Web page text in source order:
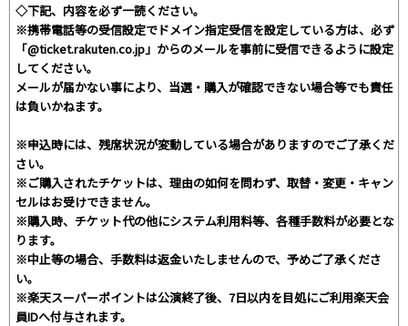
◇下記、内容を必ず一読ください。
※携帯電話等の受信設定でドメイン指定受信を設定している方は、必ず
「@ticket.rakuten.co.jp」からのメールを事前に受信できるように設定
してください。
メールが届かない事により、当選・購入が確認できない場合等でも責任
は負いかねます。
※申込時には、残席状況が変動している場合がありますのでご了承くだ
さい。
※ご購入されたチケットは、理由の如何を問わず、取替・変更・キャン
セルはお受けできません。
※購入時、チケット代の他にシステム利用料等、各種手数料が必要とな
ります。
※中止等の場合、手数料は返金いたしませんので、予めご了承くださ
い。
※楽天スーパーポイントは公演終了後、7日以内を目処にご利用楽天会
員IDへ付与されます。